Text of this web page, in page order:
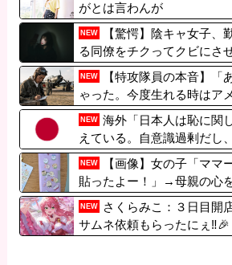
がとは言わんが
NEW
【驚愕】陰キャ女子、
る同僚をチクってクビにさ
NEW
【特攻隊員の本音】「
ゃった。今度生れる時はア
出撃前に残された若者たち
NEW 海外「日本人は恥に関
えている。自意識過剰だし
も押し付けている」
NEW
【画像】女の子「ママ
貼ったよー！」→母親の心
うｗｗｗｗ
NEW
さくらみこ：３日目開
サムネ依頼もらったにぇ‼🎉